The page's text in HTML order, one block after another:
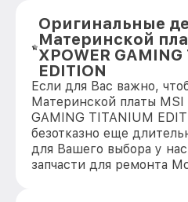
Оригинальные
Материнской
XPOWER
EDITION
Если для Вас важно,
Материнской платы MSI
GAMING TITANIUM
безотказно еще
для Вашего выбора у
запчасти для ремонта